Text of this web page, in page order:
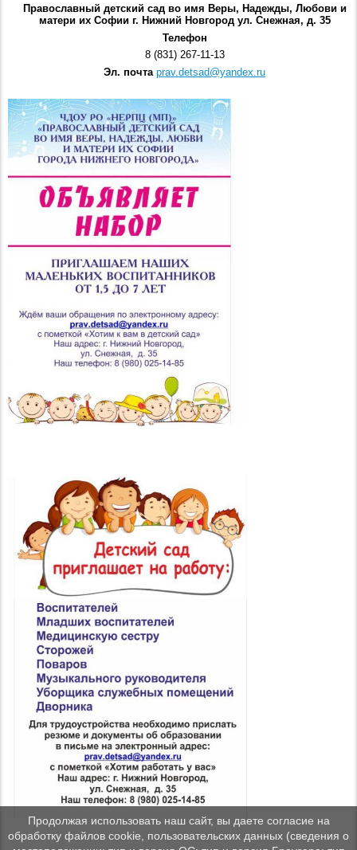
Православный детский сад во имя Веры, Надежды, Любови и
матери их Софии г. Нижний Новгород ул. Снежная, д. 35
Телефон
8 (831) 267-11-13
Эл. почта prav.detsad@yandex.ru
Продолжая использовать наш сайт, вы даете согласие на
обработку файлов cookie, пользовательских данных (сведения о